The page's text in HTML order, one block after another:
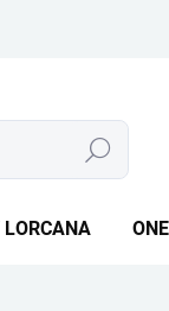
Hledat
LORCANA